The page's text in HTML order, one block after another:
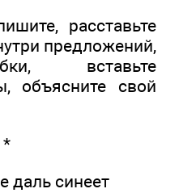
расставьте
предложений,
вставьте
объясните свой
*
даль синеет